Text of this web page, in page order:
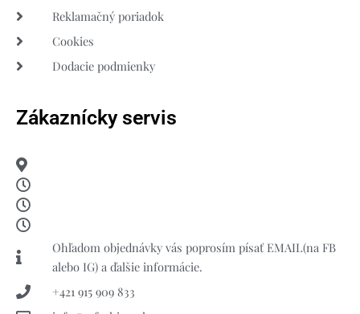
Reklamačný poriadok
Cookies
Dodacie podmienky
Zákaznícky servis
Ohľadom objednávky vás poprosím písať EMAIL(na FB
alebo IG) a ďalšie informácie.
+421 915 909 833